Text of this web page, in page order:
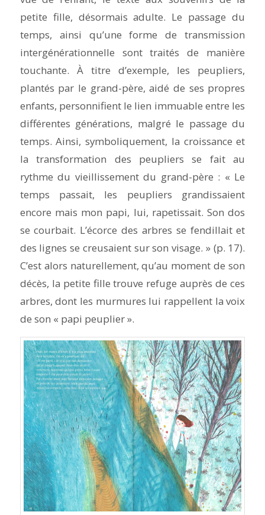
petite fille, désormais adulte. Le passage du
temps, ainsi qu’une forme de transmission
intergénérationnelle sont traités de manière
touchante. À titre d’exemple, les peupliers,
plantés par le grand-père, aidé de ses propres
enfants, personnifient le lien immuable entre les
différentes générations, malgré le passage du
temps. Ainsi, symboliquement, la croissance et
la transformation des peupliers se fait au
rythme du vieillissement du grand-père : « Le
temps passait, les peupliers grandissaient
encore mais mon papi, lui, rapetissait. Son dos
se courbait. L’écorce des arbres se fendillait et
des lignes se creusaient sur son visage. » (p. 17).
C’est alors naturellement, qu’au moment de son
décès, la petite fille trouve refuge auprès de ces
arbres, dont les murmures lui rappellent la voix
de son « papi peuplier ».